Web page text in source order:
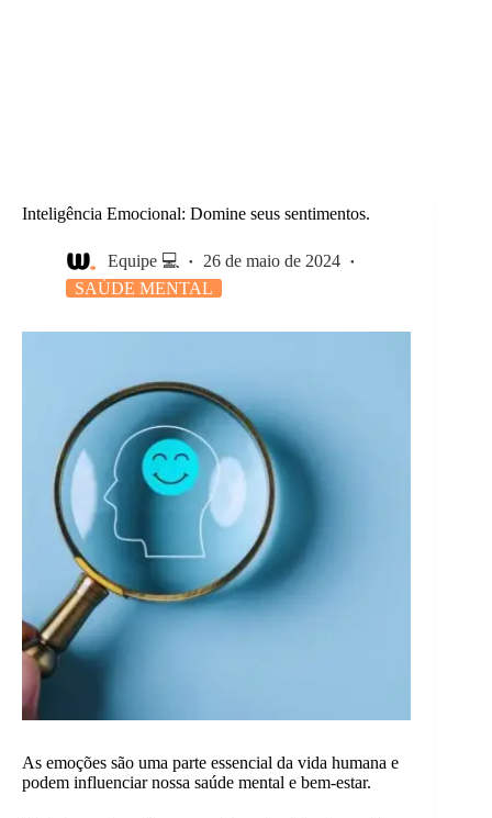
Inteligência Emocional: Domine seus sentimentos.
Equipe 💻
26 de maio de 2024
SAÚDE MENTAL
As emoções são uma parte essencial da vida humana e
podem influenciar nossa saúde mental e bem-estar.